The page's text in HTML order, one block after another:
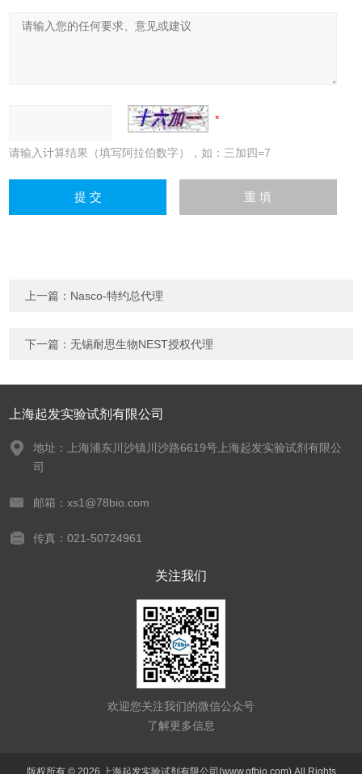
请输入计算结果（填写阿拉伯数字），如：三加四=7
上一篇： Nasco-特约总代理
下一篇：无锡耐思生物NEST授权代理
上海起发实验试剂有限公司
地址：上海浦东川沙镇川沙路6619号上海起发实验试剂有限公
司
邮箱：xs1@78bio.com
传真：021-50724961
关注我们
欢迎您关注我们的微信公众号
了解更多信息
版权所有 © 2026 上海起发实验试剂有限公司(www.qfbio.com) All Rights